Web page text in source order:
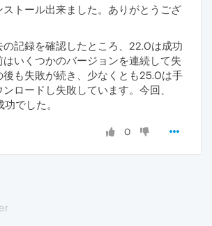
ストール出来ました。ありがとうござ
の記録を確認したところ、22.0は成功
はいくつかのバージョンを連続して失
後も失敗が続き、少なくとも25.0は手
ロードし失敗しています。今回、
でした。
0